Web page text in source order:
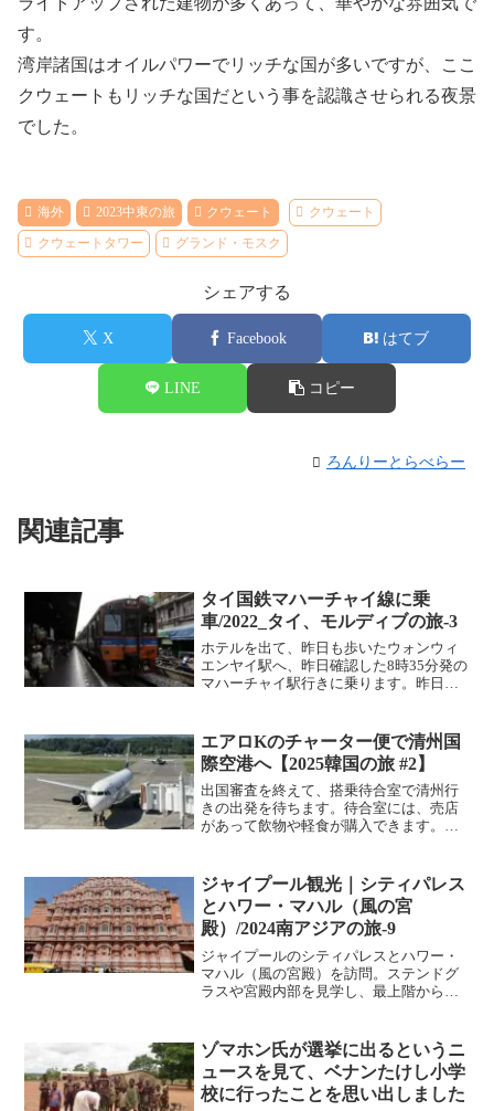
す。
湾岸諸国はオイルパワーでリッチな国が多いですが、ここ
クウェートもリッチな国だという事を認識させられる夜景
でした。
海外 2023中東の旅 クウェート
クウェート
クウェートタワー
グランド・モスク
シェアする
X Facebook はてブ
LINE コピー
ろんりーとらべらー
関連記事
タイ国鉄マハーチャイ線に乗
車/2022_タイ、モルディブの旅-3
ホテルを出て、昨日も歩いたウォンウィ
エンヤイ駅へ、昨日確認した8時35分発の
マハーチャイ駅行きに乗ります。昨日の
を買おうと思ったのですが、昨日出てい
た屋台は無く、朝食に...
エアロKのチャーター便で清州国
際空港へ【2025韓国の旅 #2】
出国審査を終えて、搭乗待合室で清州行
きの出発を待ちます。待合室には、売店
があって飲物や軽食が購入できます。長
の出発案内には「チャーター便」の文字
が表示されています。搭乗...
ジャイプール観光｜シティパレス
とハワー・マハル（風の宮
殿）/2024南アジアの旅-9
ジャイプールのシティパレスとハワー・
マハル（風の宮殿）を訪問。ステンドグ
ラスや宮殿内部を見学し、最上階からの
ゾマホン氏が選挙に出るというニ
ュースを見て、ベナンたけし小学
校に行ったことを思い出しました